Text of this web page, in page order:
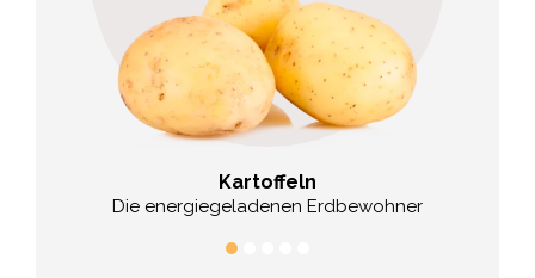
Kartoffeln
Die energiegeladenen Erdbewohner